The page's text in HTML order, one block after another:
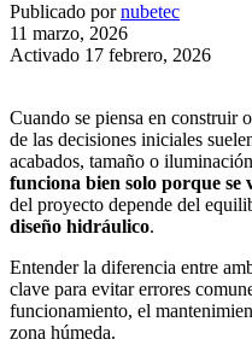
Publicado por nubetec
11 marzo, 2026
Activado 17 febrero, 2026
Cuando se piensa en construir
de las decisiones iniciales
acabados, tamaño o
funciona bien solo porque se
del proyecto depende del
diseño hidráulico.
Entender la diferencia entre
clave para evitar errores
funcionamiento, el
zona húmeda.